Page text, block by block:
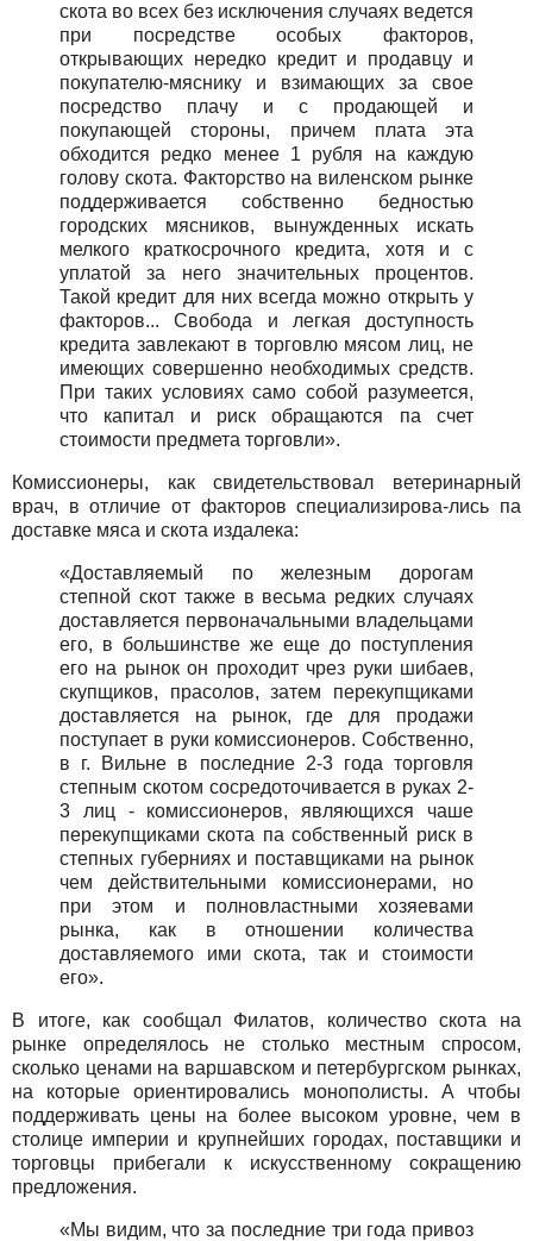
скота во всех без исключения случаях ведется
при посредстве особых факторов,
открывающих нередко кредит и продавцу и
покупателю-мяснику и взимающих за свое
посредство плачу и с продающей и
покупающей стороны, причем плата эта
обходится редко менее 1 рубля на каждую
голову скота. Факторство на виленском рынке
поддерживается собственно бедностью
городских мясников, вынужденных искать
мелкого краткосрочного кредита, хотя и с
уплатой за него значительных процентов.
Такой кредит для них всегда можно открыть у
факторов... Свобода и легкая доступность
кредита завлекают в торговлю мясом лиц, не
имеющих совершенно необходимых средств.
При таких условиях само собой разумеется,
что капитал и риск обращаются па счет
стоимости предмета торговли».
Комиссионеры, как свидетельствовал ветеринарный
врач, в отличие от факторов специализирова-лись па
доставке мяса и скота издалека:
«Доставляемый по железным дорогам
степной скот также в весьма редких случаях
доставляется первоначальными владельцами
его, в большинстве же еще до поступления
его на рынок он проходит чрез руки шибаев,
скупщиков, прасолов, затем перекупщиками
доставляется на рынок, где для продажи
поступает в руки комиссионеров. Собственно,
в г. Вильне в последние 2-3 года торговля
степным скотом сосредоточивается в руках 2-
3 лиц - комиссионеров, являющихся чаше
перекупщиками скота па собственный риск в
степных губерниях и поставщиками на рынок
чем действительными комиссионерами, но
при этом и полновластными хозяевами
рынка, как в отношении количества
доставляемого ими скота, так и стоимости
его».
В итоге, как сообщал Филатов, количество скота на
рынке определялось не столько местным спросом,
сколько ценами на варшавском и петербургском рынках,
на которые ориентировались монополисты. А чтобы
поддерживать цены на более высоком уровне, чем в
столице империи и крупнейших городах, поставщики и
торговцы прибегали к искусственному сокращению
предложения.
«Мы видим, что за последние три года привоз